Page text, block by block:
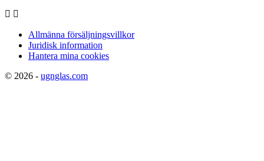
 
Allmänna försäljningsvillkor
Juridisk information
Hantera mina cookies
© 2026 - ugnglas.com